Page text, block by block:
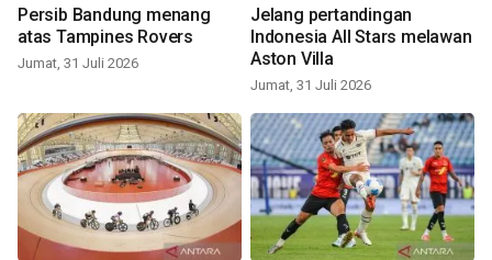
Persib Bandung menang
atas Tampines Rovers
Jumat, 31 Juli 2026
Jelang pertandingan
Indonesia All Stars melawan
Aston Villa
Jumat, 31 Juli 2026